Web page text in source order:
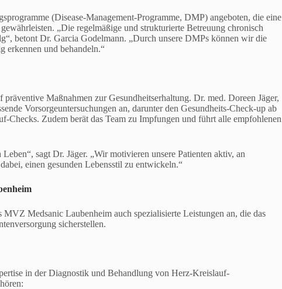
(Disease-Management-Programme, DMP) angeboten, die eine
„Die regelmäßige und strukturierte Betreuung chronisch
betont Dr. Garcia Godelmann. „Durch unsere DMPs können wir die
erkennen und behandeln.“
Maßnahmen zur Gesundheitserhaltung. Dr. med. Doreen Jäger,
Vorsorgeuntersuchungen an, darunter den Gesundheits-Check-up ab
Checks. Zudem berät das Team zu Impfungen und führt alle empfohlenen
sagt Dr. Jäger. „Wir motivieren unsere Patienten aktiv, an
einen gesunden Lebensstil zu entwickeln.“
Medsanic Laubenheim auch spezialisierte Leistungen an, die das
sicherstellen.
in der Diagnostik und Behandlung von Herz-Kreislauf-